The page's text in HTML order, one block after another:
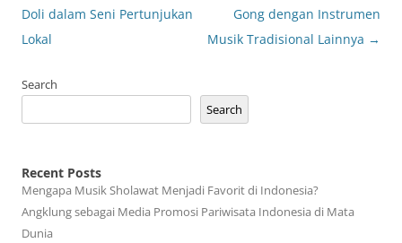
navigation
Doli dalam Seni Pertunjukan
Lokal
Gong dengan Instrumen
Musik Tradisional Lainnya →
Search
Search
Recent Posts
Mengapa Musik Sholawat Menjadi Favorit di Indonesia?
Angklung sebagai Media Promosi Pariwisata Indonesia di Mata
Dunia